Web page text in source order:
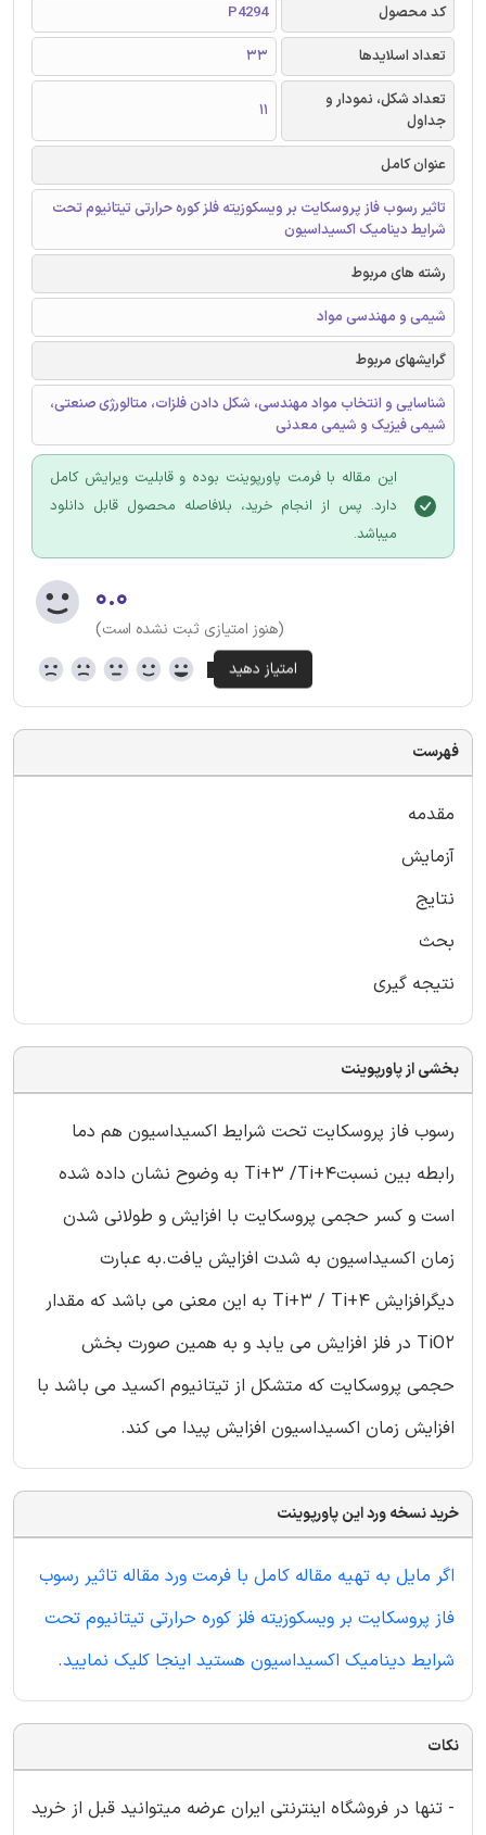
کد محصول
P4294
تعداد اسلایدها
33
تعداد شکل، نمودار و
جداول
11
عنوان کامل
تاثیر رسوب فاز پروسکایت بر ویسکوزیته فلز کوره حرارتی تیتانیوم تحت
شرایط دینامیک اکسیداسیون
رشته های مربوط
شیمی و مهندسی مواد
گرایشهای مربوط
شناسایی و انتخاب مواد مهندسی، شکل دادن فلزات، متالورژی صنعتی،
شیمی فیزیک و شیمی معدنی
این مقاله با فرمت پاورپوینت بوده و قابلیت ویرایش کامل
دارد. پس از انجام خرید، بلافاصله محصول قابل دانلود
میباشد.
۰.۰
(هنوز امتیازی ثبت نشده است)
فهرست
مقدمه
آزمایش
نتایج
بحث
نتیجه گیری
بخشی از پاورپوینت
رسوب فاز پروسکایت تحت شرایط اکسیداسیون هم دما
رابطه بین نسبتTi+3 /Ti+4 به وضوح نشان داده شده
است و کسر حجمی پروسکایت با افزایش و طولانی شدن
زمان اکسیداسیون به شدت افزایش یافت.به عبارت
دیگرافزایش Ti+3 / Ti+4 به این معنی می باشد که مقدار
TiO2 در فلز افزایش می یابد و به همین صورت بخش
حجمی پروسکایت که متشکل از تیتانیوم اکسید می باشد با
افزایش زمان اکسیداسیون افزایش پیدا می کند.
خرید نسخه ورد این پاورپوینت
اگر مایل به تهیه مقاله کامل با فرمت ورد مقاله تاثیر رسوب
فاز پروسکایت بر ویسکوزیته فلز کوره حرارتی تیتانیوم تحت
شرایط دینامیک اکسیداسیون هستید اینجا کلیک نمایید.
نکات
- تنها در فروشگاه اینترنتی ایران عرضه میتوانید قبل از خرید